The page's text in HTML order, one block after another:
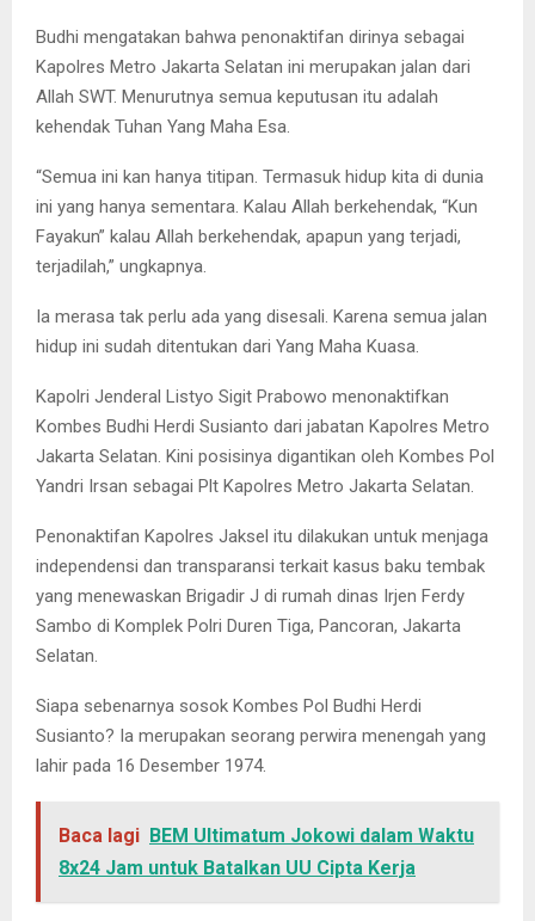
Budhi mengatakan bahwa penonaktifan dirinya sebagai
Kapolres Metro Jakarta Selatan ini merupakan jalan dari
Allah SWT. Menurutnya semua keputusan itu adalah
kehendak Tuhan Yang Maha Esa.
“Semua ini kan hanya titipan. Termasuk hidup kita di dunia
ini yang hanya sementara. Kalau Allah berkehendak, “Kun
Fayakun” kalau Allah berkehendak, apapun yang terjadi,
terjadilah,” ungkapnya.
Ia merasa tak perlu ada yang disesali. Karena semua jalan
hidup ini sudah ditentukan dari Yang Maha Kuasa.
Kapolri Jenderal Listyo Sigit Prabowo menonaktifkan
Kombes Budhi Herdi Susianto dari jabatan Kapolres Metro
Jakarta Selatan. Kini posisinya digantikan oleh Kombes Pol
Yandri Irsan sebagai Plt Kapolres Metro Jakarta Selatan.
Penonaktifan Kapolres Jaksel itu dilakukan untuk menjaga
independensi dan transparansi terkait kasus baku tembak
yang menewaskan Brigadir J di rumah dinas Irjen Ferdy
Sambo di Komplek Polri Duren Tiga, Pancoran, Jakarta
Selatan.
Siapa sebenarnya sosok Kombes Pol Budhi Herdi
Susianto? Ia merupakan seorang perwira menengah yang
lahir pada 16 Desember 1974.
Baca lagi BEM Ultimatum Jokowi dalam Waktu
8x24 Jam untuk Batalkan UU Cipta Kerja